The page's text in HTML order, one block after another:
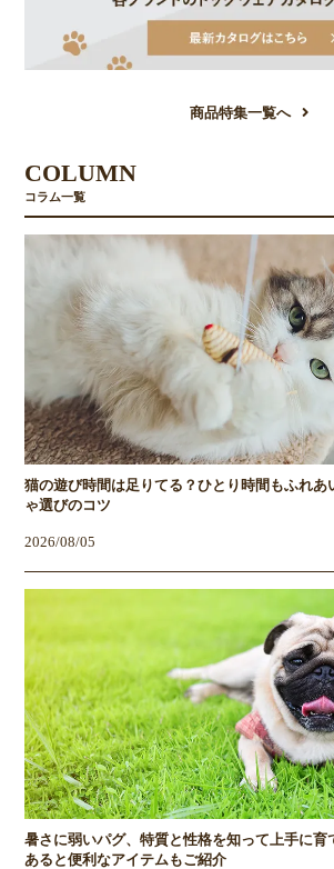
商品特集一覧へ
COLUMN
コラム一覧
猫の遊び時間は足りてる？ひとり時間もふれあ
ゃ選びのコツ
2026/08/05
暑さに弱いパグ、特質と性格を知って上手に育
あると便利なアイテムもご紹介